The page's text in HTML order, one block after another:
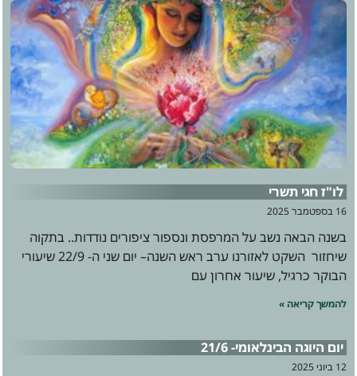
לו"ז חגי תשרי
16 בספטמבר 2025
בשנה הבאה נשב על המרפסת ונספור ציפורים נודדות.. בתקוה
שיחזור השקט לאזורנו ערב ראש השנה– יום שני ה- 22/9 שיעורי
הבוקר כרגיל, שיעור אחרון עם
להמשך קריאה »
יום היוגה הבינלאומי- 21/6
12 ביוני 2025